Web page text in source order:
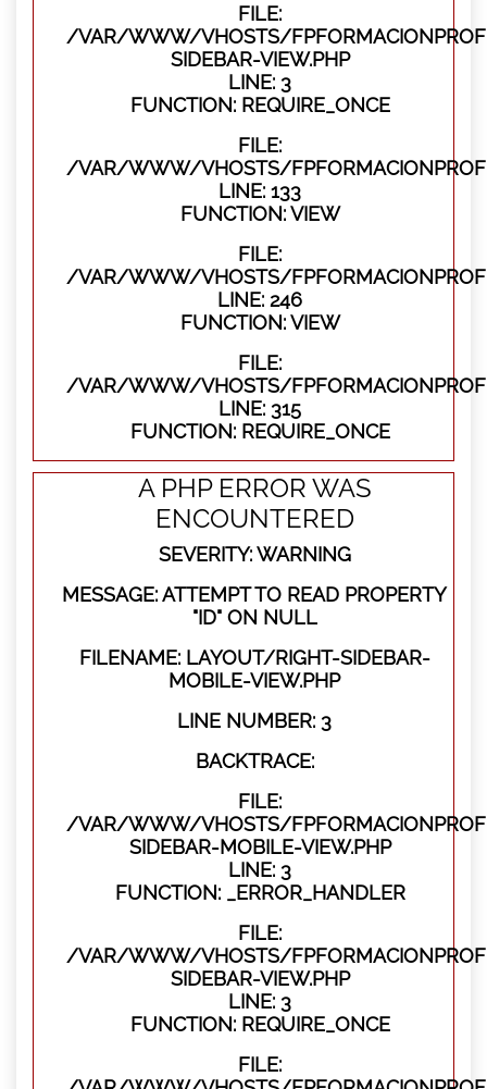
FILE:
/VAR/WWW/VHOSTS/
SIDEBAR-VIEW.PHP
LINE: 3
FUNCTION: REQUIRE_ONCE
FILE:
/VAR/WWW/VHOSTS/
LINE: 133
FUNCTION: VIEW
FILE:
/VAR/WWW/VHOSTS/
LINE: 246
FUNCTION: VIEW
FILE:
/VAR/WWW/VHOSTS/
LINE: 315
FUNCTION: REQUIRE_ONCE
A PHP ERROR WAS
ENCOUNTERED
SEVERITY: WARNING
MESSAGE: ATTEMPT TO READ PROPERTY
"ID" ON NULL
FILENAME: LAYOUT/RIGHT-SIDEBAR-
MOBILE-VIEW.PHP
LINE NUMBER: 3
BACKTRACE:
FILE:
/VAR/WWW/VHOSTS/
SIDEBAR-MOBILE-VIEW.PHP
LINE: 3
FUNCTION: _ERROR_HANDLER
FILE:
/VAR/WWW/VHOSTS/
SIDEBAR-VIEW.PHP
LINE: 3
FUNCTION: REQUIRE_ONCE
FILE: